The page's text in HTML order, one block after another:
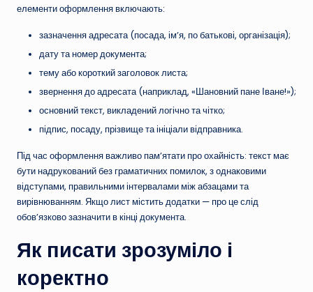
елементи оформлення включають:
зазначення адресата (посада, ім’я, по батькові, організація);
дату та номер документа;
тему або короткий заголовок листа;
звернення до адресата (наприклад, «Шановний пане Іване!»);
основний текст, викладений логічно та чітко;
підпис, посаду, прізвище та ініціали відправника.
Під час оформлення важливо пам’ятати про охайність: текст має
бути надрукований без граматичних помилок, з однаковими
відступами, правильними інтервалами між абзацами та
вирівнюванням. Якщо лист містить додатки — про це слід
обов’язково зазначити в кінці документа.
Як писати зрозуміло і
коректно